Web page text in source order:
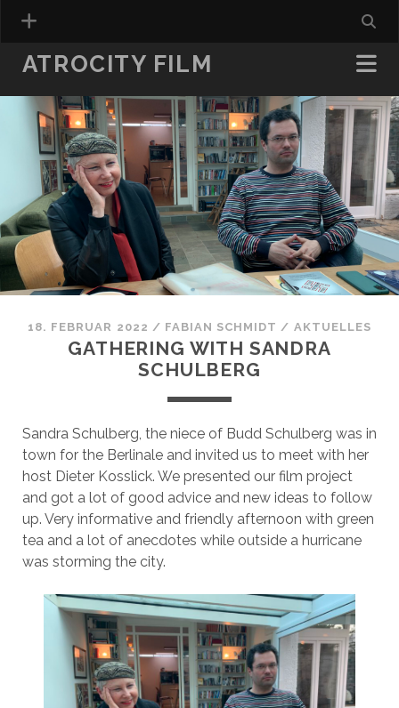
ATROCITY FILM
18. FEBRUAR 2022 / FABIAN SCHMIDT / AKTUELLES
GATHERING WITH SANDRA
SCHULBERG
Sandra Schulberg, the niece of Budd Schulberg was in
town for the Berlinale and invited us to meet with her
host Dieter Kosslick. We presented our film project
and got a lot of good advice and new ideas to follow
up. Very informative and friendly afternoon with green
tea and a lot of anecdotes while outside a hurricane
was storming the city.